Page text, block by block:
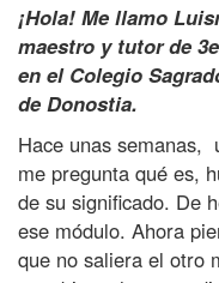
P
L
E
(
p
o
r
L
¡Hola! Me llamo
maestro y tutor de
en el Colegio
de Donostia.
Hace unas semanas,
me pregunta qué es,
de su significado. De
ese módulo. Ahora
que no saliera el otro